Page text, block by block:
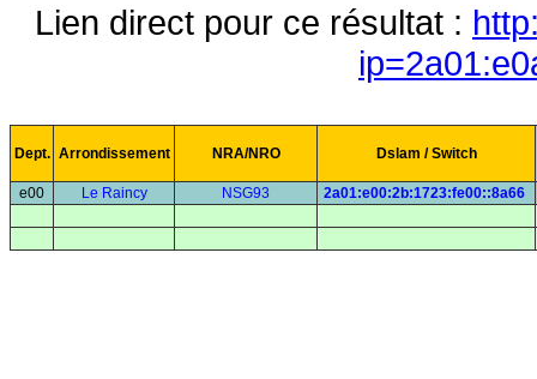
Lien direct pour ce résultat :
Dept. Arrondissement NRA/NRO Dslam / Switch
e00 Le Raincy NSG93 2a01:e00:2b:1723:fe00::8a66